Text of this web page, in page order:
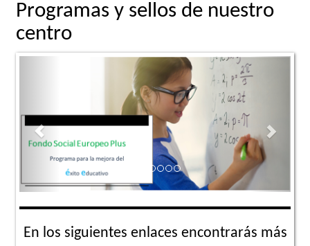
Programas y sellos de nuestro
centro
En los siguientes enlaces encontrarás más